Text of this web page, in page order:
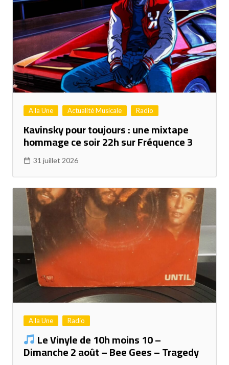
A la Une Actualité Musicale Radio
Kavinsky pour toujours : une mixtape
hommage ce soir 22h sur Fréquence 3
31 juillet 2026
A la Une Radio
Le Vinyle de 10h moins 10 –
Dimanche 2 août – Bee Gees – Tragedy